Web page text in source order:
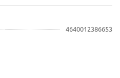
4640012386653